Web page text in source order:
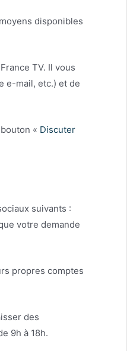
disponibles
TV. Il vous
e-mail, etc.) et de
« Discuter
suivants :
votre demande
propres comptes
des
9h à 18h.